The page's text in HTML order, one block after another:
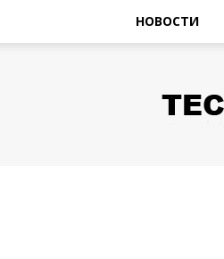
НОВОСТИ
Tech
Новости